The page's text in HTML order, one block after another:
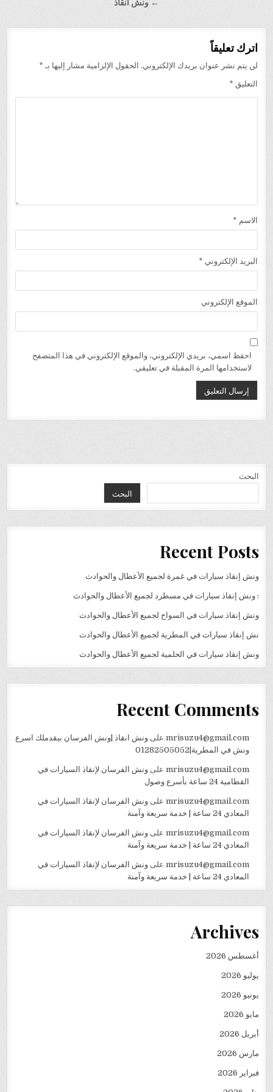
← ونش انقاذ
اترك تعليقاً
لن يتم نشر عنوان بريدك الإلكتروني. الحقول الإلزامية مشار إليها بـ *
التعليق *
الاسم *
البريد الإلكتروني *
الموقع الإلكتروني
احفظ اسمي، بريدي الإلكتروني، والموقع الإلكتروني في هذا المتصفح
لاستخدامها المرة المقبلة في تعليقي.
البحث
البحث
Recent Posts
ونش إنقاذ سيارات في غمرة لجميع الأعطال والحوادث
: ونش إنقاذ سيارات في مسطرد لجميع الأعطال والحوادث
ونش إنقاذ سيارات في السواح لجميع الأعطال والحوادث
نش إنقاذ سيارات في المطرية لجميع الأعطال والحوادث
ونش إنقاذ سيارات في الحلمية لجميع الأعطال والحوادث
Recent Comments
mrisuzu4@gmail.comعلى ونش انقاذ |ونش الفرسان بيقدملك اسرع
ونش في المطرية|01282505052
mrisuzu4@gmail.comعلى ونش الفرسان لإنقاذ السيارات في
القطامية 24 ساعة بأسرع وصول
mrisuzu4@gmail.comعلى ونش الفرسان لإنقاذ السيارات في
المعادي 24 ساعة | خدمة سريعة وآمنة
mrisuzu4@gmail.comعلى ونش الفرسان لإنقاذ السيارات في
المعادي 24 ساعة | خدمة سريعة وآمنة
mrisuzu4@gmail.comعلى ونش الفرسان لإنقاذ السيارات في
المعادي 24 ساعة | خدمة سريعة وآمنة
Archives
أغسطس 2026
يوليو 2026
يونيو 2026
مايو 2026
أبريل 2026
مارس 2026
فبراير 2026